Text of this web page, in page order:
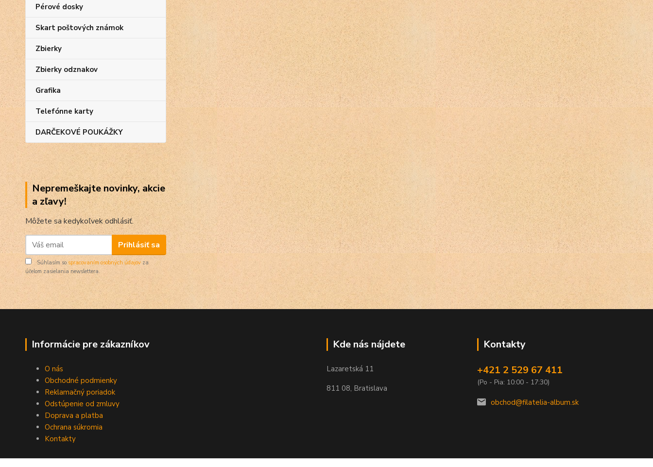
Pérové dosky
Skart poštových známok
Zbierky
Zbierky odznakov
Grafika
Telefónne karty
DARČEKOVÉ POUKÁŽKY
Nepremeškajte novinky, akcie
a zľavy!
Môžete sa kedykoľvek odhlásiť.
Prihlásiť sa
Súhlasím so spracovaním osobných údajov za
účelom zasielania newslettera.
Informácie pre zákazníkov
O nás
Obchodné podmienky
Reklamačný poriadok
Odstúpenie od zmluvy
Doprava a platba
Ochrana súkromia
Kontakty
Kde nás nájdete
Lazaretská 11
811 08, Bratislava
Kontakty
+421 2 529 67 411
(Po - Pia: 10:00 - 17:30)
obchod@filatelia-album.sk